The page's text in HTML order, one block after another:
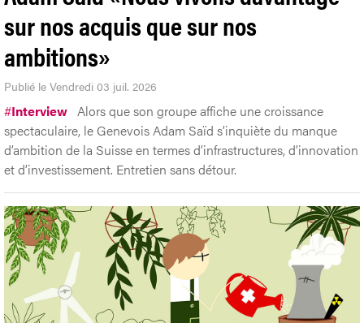
sur nos acquis que sur nos
ambitions»
Publié le Vendredi 03 juil. 2026
#Interview Alors que son groupe affiche une croissance
spectaculaire, le Genevois Adam Saïd s’inquiète du manque
d’ambition de la Suisse en termes d’infrastructures, d’innovation
et d’investissement. Entretien sans détour.